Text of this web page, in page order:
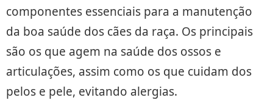
componentes essenciais para a manutenção
da boa saúde dos cães da raça. Os principais
são os que agem na saúde dos ossos e
articulações, assim como os que cuidam dos
pelos e pele, evitando alergias.